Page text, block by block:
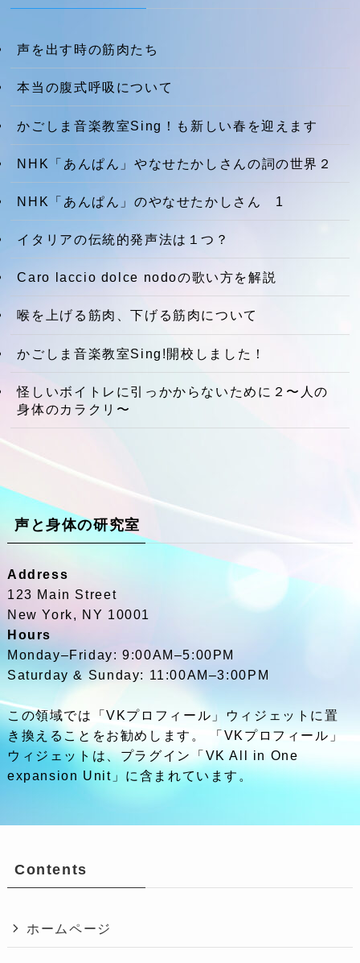
声を出す時の筋肉たち
本当の腹式呼吸について
かごしま音楽教室Sing！も新しい春を迎えます
NHK「あんぱん」やなせたかしさんの詞の世界２
NHK「あんぱん」のやなせたかしさん 1
イタリアの伝統的発声法は１つ？
Caro laccio dolce nodoの歌い方を解説
喉を上げる筋肉、下げる筋肉について
かごしま音楽教室Sing!開校しました！
怪しいボイトレに引っかからないために２〜人の
身体のカラクリ〜
声と身体の研究室
Address
123 Main Street
New York, NY 10001
Hours
Monday–Friday: 9:00AM–5:00PM
Saturday & Sunday: 11:00AM–3:00PM
この領域では「VKプロフィール」ウィジェットに置
き換えることをお勧めします。 「VKプロフィール」
ウィジェットは、プラグイン「VK All in One
expansion Unit」に含まれています。
Contents
ホームページ